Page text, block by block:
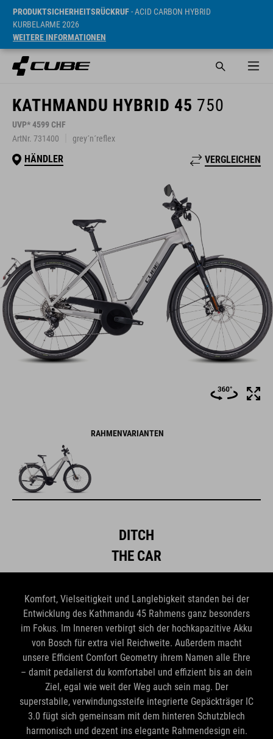
PRODUKTSICHERHEITSRÜCKRUF- ACID CARBON HYBRID
KURBELARME 2026
WEITERE INFORMATIONEN
KATHMANDU HYBRID 45 750
UVP* 4599 CHF
ArtNr. 731400
grey´n´reflex
HÄNDLER VERGLEICHEN
RAHMENVARIANTEN
DITCH
THE CAR
Komfort, Vielseitigkeit und Langlebigkeit standen bei der
Entwicklung des Kathmandu 45 Rahmens ganz besonders
im Fokus. Im Inneren verbirgt sich der hochkapazitive Akku
von Bosch für extra viel Reichweite. Außerdem macht
unsere Efficient Comfort Geometry ihrem Namen alle Ehre
– damit pedalierst du komfortabel und effizient bis an dein
Ziel, egal wie weit der Weg auch sein mag. Der
superstabile, verwindungssteife integrierte Gepäckträger IC
3.0 fügt sich gemeinsam mit dem hinteren Schutzblech
harmonisch und dezent ins elegante Rahmendesign ein.